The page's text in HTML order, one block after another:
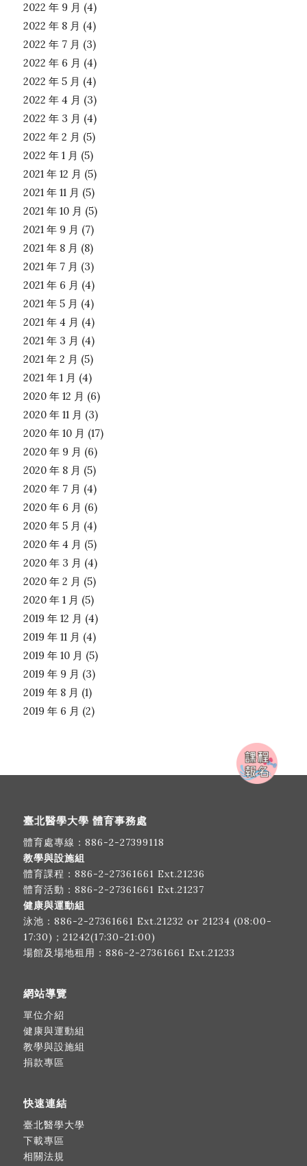
2022 年 9 月 (4)
2022 年 8 月 (4)
2022 年 7 月 (3)
2022 年 6 月 (4)
2022 年 5 月 (4)
2022 年 4 月 (3)
2022 年 3 月 (4)
2022 年 2 月 (5)
2022 年 1 月 (5)
2021 年 12 月 (5)
2021 年 11 月 (5)
2021 年 10 月 (5)
2021 年 9 月 (7)
2021 年 8 月 (8)
2021 年 7 月 (3)
2021 年 6 月 (4)
2021 年 5 月 (4)
2021 年 4 月 (4)
2021 年 3 月 (4)
2021 年 2 月 (5)
2021 年 1 月 (4)
2020 年 12 月 (6)
2020 年 11 月 (3)
2020 年 10 月 (17)
2020 年 9 月 (6)
2020 年 8 月 (5)
2020 年 7 月 (4)
2020 年 6 月 (6)
2020 年 5 月 (4)
2020 年 4 月 (5)
2020 年 3 月 (4)
2020 年 2 月 (5)
2020 年 1 月 (5)
2019 年 12 月 (4)
2019 年 11 月 (4)
2019 年 10 月 (5)
2019 年 9 月 (3)
2019 年 8 月 (1)
2019 年 6 月 (2)
臺北醫學大學 體育事務處
體育處專線： 886-2-27399118
教學與設施組
體育課程： 886-2-27361661 Ext.21236
體育活動： 886-2-27361661 Ext.21237
健康與運動組
泳池： 886-2-27361661 Ext.21232 or 21234 (08:00-
17:30)；21242(17:30-21:00)
場館及場地租用： 886-2-27361661 Ext.21233
網站導覽
單位介紹
健康與運動組
教學與設施組
捐款專區
快速連結
臺北醫學大學
下載專區
相關法規